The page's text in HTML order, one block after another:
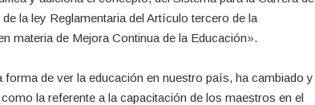
la ley Reglamentaria del Artículo tercero de la
materia de Mejora Continua de la Educación».
de ver la educación en nuestro país, ha cambiado y
la referente a la capacitación de los maestros en el